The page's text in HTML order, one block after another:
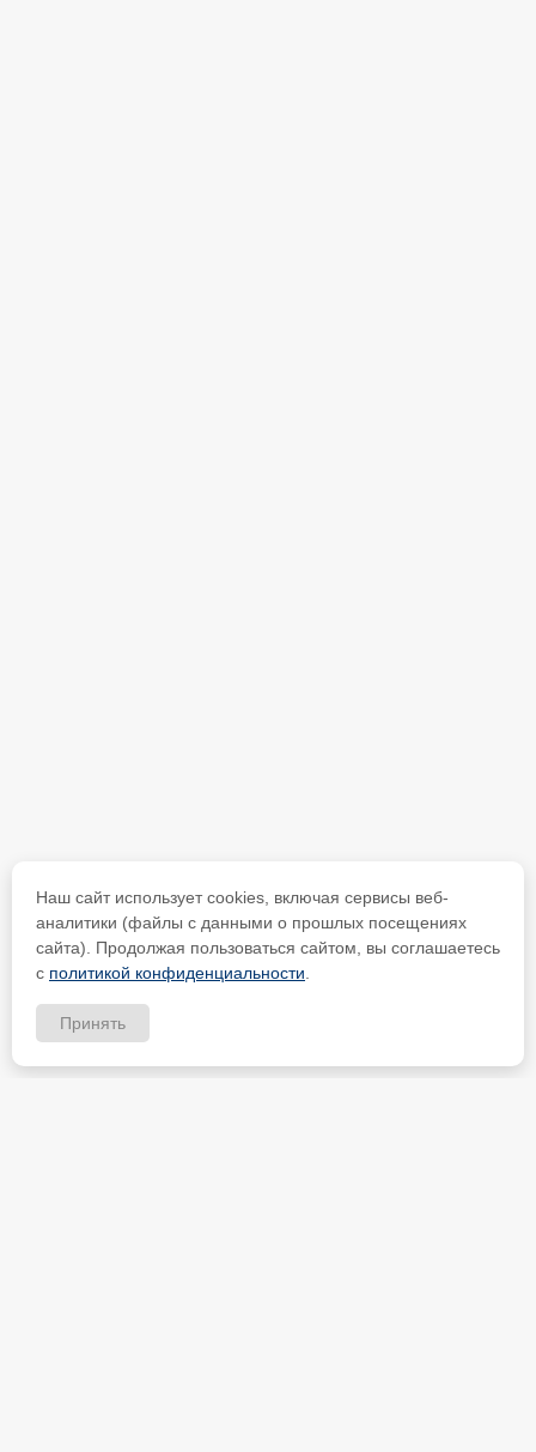
Наш сайт использует cookies, включая сервисы веб-
аналитики (файлы с данными о прошлых посещениях
сайта). Продолжая пользоваться сайтом, вы соглашаетесь
с политикой конфиденциальности
Принять